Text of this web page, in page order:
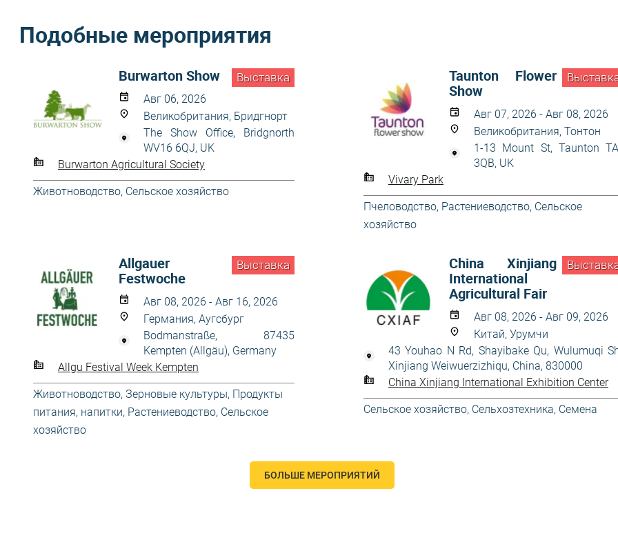
Подобные мероприятия
Выставка
Burwarton Show
Авг 06, 2026
Великобритания, Бридгнорт
The Show Office, Bridgnorth
WV16 6QJ, UK
Burwarton Agricultural Society
Животноводство, Сельское хозяйство
Taunton Flower
Show
Авг 07, 2026 - Авг 08, 2026
Великобритания, Тонтон
1-13 Mount St, Taunton
3QB, UK
Vivary Park
Пчеловодство, Растениеводство, Сельское
хозяйство
Выставка
Allgаuer
Festwoche
Авг 08, 2026 - Авг 16, 2026
Германия, Аугсбург
Bodmanstraße, 87435
Kempten (Allgäu), Germany
Allgu Festival Week Kempten
Животноводство, Зерновые культуры, Продукты
питания, напитки, Растениеводство, Сельское
хозяйство
China Xinjiang
International
Agricultural Fair
Авг 08, 2026 - Авг 09, 2026
Китай, Урумчи
43 Youhao N Rd, Shayibake Qu, Wulumuqi
Xinjiang Weiwuerzizhiqu, China, 830000
China Xinjiang International Exhibition Center
Сельское хозяйство, Сельхозтехника, Семена
БОЛЬШЕ МЕРОПРИЯТИЙ